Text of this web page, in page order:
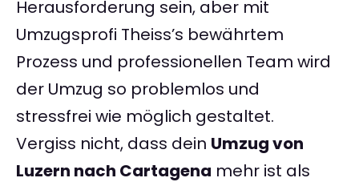
Herausforderung sein, aber mit
Umzugsprofi Theiss’s bewährtem
Prozess und professionellen Team wird
der Umzug so problemlos und
stressfrei wie möglich gestaltet.
Vergiss nicht, dass dein Umzug von
Luzern nach Cartagena mehr ist als